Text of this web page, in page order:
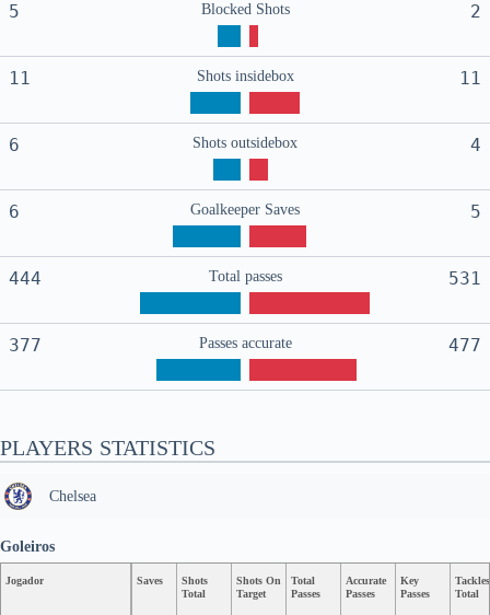
5 Blocked Shots 2
11 Shots insidebox 11
6 Shots outsidebox 4
6 Goalkeeper Saves 5
444 Total passes 531
377 Passes accurate 477
PLAYERS STATISTICS
Chelsea
Jogador Saves
Shots
Total
Shots On
Target
Total
Passes
Accurate
Passes
Key
Passes
Tackles
Total
Goleiros